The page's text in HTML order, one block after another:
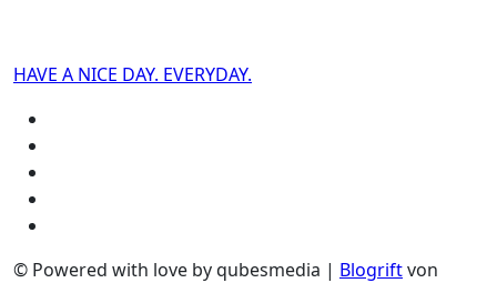
HAVE A NICE DAY. EVERYDAY.
© Powered with love by qubesmedia | Blogriftvon